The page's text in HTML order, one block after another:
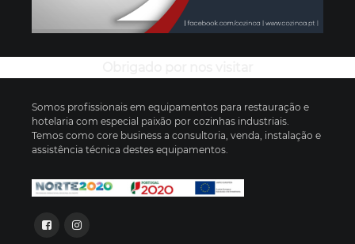
Somos profissionais em equipamentos para restauração e
hotelaria com especial paixão por cozinhas industriais.
Temos como core business a consultoria, venda, instalação e
assistência técnica destes equipamentos.